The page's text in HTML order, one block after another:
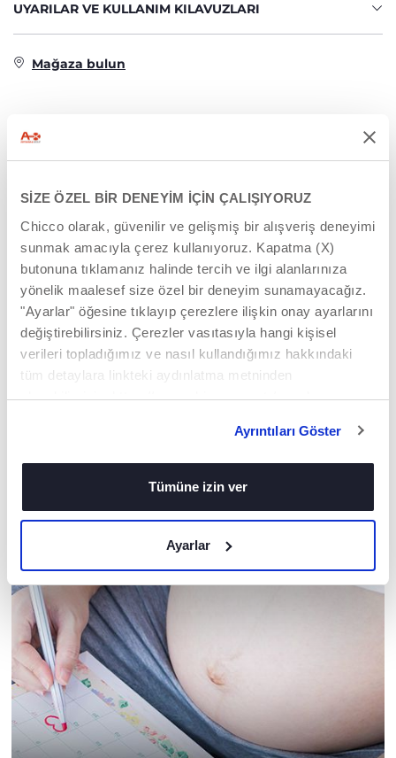
SİZE ÖZEL BİR DENEYİM İÇİN ÇALIŞIYORUZ
Chicco olarak, güvenilir ve gelişmiş bir alışveriş deneyimi
sunmak amacıyla çerez kullanıyoruz. Kapatma (X)
butonuna tıklamanız halinde tercih ve ilgi alanlarınıza
yönelik maalesef size özel bir deneyim sunamayacağız.
"Ayarlar" öğesine tıklayıp çerezlere ilişkin onay ayarlarını
değiştirebilirsiniz. Çerezler vasıtasıyla hangi kişisel
verileri topladığımız ve nasıl kullandığımız hakkındaki
tüm detaylara linkteki aydınlatma metninden
ulaşabilirsiniz. https://www.chicco.com.tr/yasal-
Ayrıntıları Göster
Tümüne izin ver
Ayarlar
UYARILAR VE KULLANIM KILAVUZLARI
Mağaza bulun
Duo Bellagio Seyahat
Duo Goody XPlus Seyahat
UZMAN TAVSIYELERIMIZ